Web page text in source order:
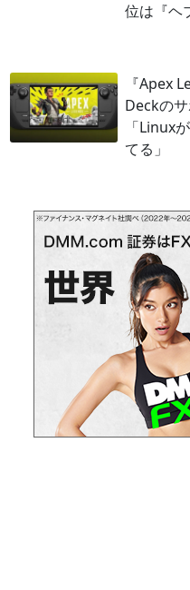
位は『ヘ
『Apex
Deckのサ
「Linux
てる」